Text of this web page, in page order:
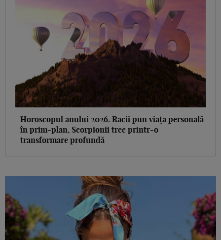
Horoscopul anului 2026. Racii pun viața personală
în prim-plan, Scorpionii trec printr-o
transformare profundă